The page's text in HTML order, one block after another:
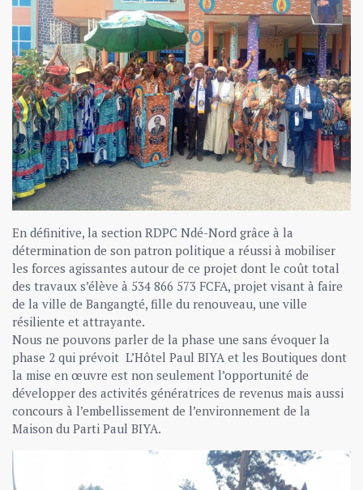
En définitive, la section RDPC Ndé-Nord grâce à la
détermination de son patron politique a réussi à mobiliser
les forces agissantes autour de ce projet dont le coût total
des travaux s’élève à 534 866 573 FCFA, projet visant à faire
de la ville de Bangangté, fille du renouveau, une ville
résiliente et attrayante.
Nous ne pouvons parler de la phase une sans évoquer la
phase 2 qui prévoit L’Hôtel Paul BIYA et les Boutiques dont
la mise en œuvre est non seulement l’opportunité de
développer des activités génératrices de revenus mais aussi
concours à l’embellissement de l’environnement de la
Maison du Parti Paul BIYA.